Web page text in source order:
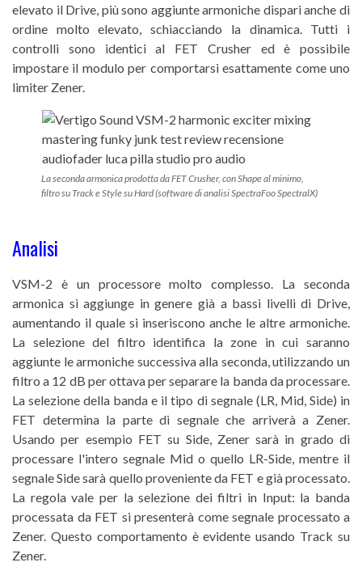
elevato il Drive, più sono aggiunte armoniche dispari anche di
ordine molto elevato, schiacciando la dinamica. Tutti i
controlli sono identici al FET Crusher ed è possibile
impostare il modulo per comportarsi esattamente come uno
limiter Zener.
La seconda armonica prodotta da FET Crusher, con Shape al minimo,
filtro su Track e Style su Hard (software di analisi SpectraFoo SpectralX)
Analisi
VSM-2 è un processore molto complesso. La seconda
armonica si aggiunge in genere già a bassi livelli di Drive,
aumentando il quale si inseriscono anche le altre armoniche.
La selezione del filtro identifica la zone in cui saranno
aggiunte le armoniche successiva alla seconda, utilizzando un
filtro a 12 dB per ottava per separare la banda da processare.
La selezione della banda e il tipo di segnale (LR, Mid, Side) in
FET determina la parte di segnale che arriverà a Zener.
Usando per esempio FET su Side, Zener sarà in grado di
processare l'intero segnale Mid o quello LR-Side, mentre il
segnale Side sarà quello proveniente da FET e già processato.
La regola vale per la selezione dei filtri in Input: la banda
processata da FET si presenterà come segnale processato a
Zener. Questo comportamento è evidente usando Track su
Zener.